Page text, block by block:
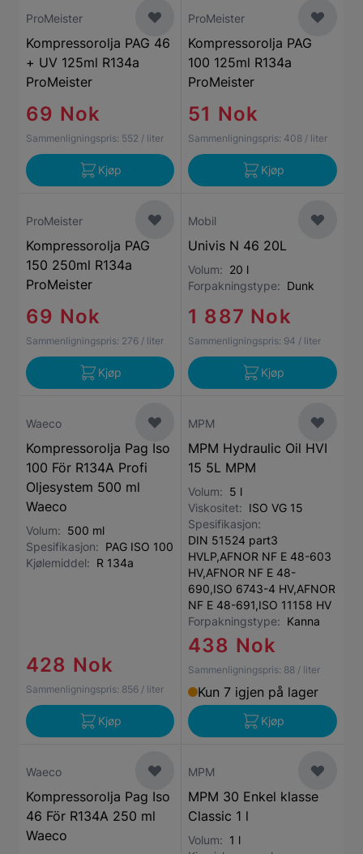
ProMeister
Kompressorolja PAG 46
+ UV 125ml R134a
ProMeister
69 Nok
Sammenligningspris: 552 / liter
Kjøp
ProMeister
Kompressorolja PAG
100 125ml R134a
ProMeister
51 Nok
Sammenligningspris: 408 / liter
Kjøp
ProMeister
Kompressorolja PAG
150 250ml R134a
ProMeister
69 Nok
Sammenligningspris: 276 / liter
Kjøp
Mobil
Univis N 46 20L
Volum: 20 l
Forpakningstype: Dunk
1 887 Nok
Sammenligningspris: 94 / liter
Kjøp
Waeco
Kompressorolja Pag Iso
100 För R134A Profi
Oljesystem 500 ml
Waeco
Volum: 500 ml
Spesifikasjon: PAG ISO 100
Kjølemiddel: R 134a
428 Nok
Sammenligningspris: 856 / liter
Kjøp
MPM
MPM Hydraulic Oil HVI
15 5L MPM
Volum: 5 l
Viskositet: ISO VG 15
Spesifikasjon:
DIN 51524 part3
HVLP,AFNOR NF E 48-603
HV,AFNOR NF E 48-
690,ISO 6743-4 HV,AFNOR
NF E 48-691,ISO 11158 HV
Forpakningstype: Kanna
438 Nok
Sammenligningspris: 88 / liter
Kun 7 igjen på lager
Kjøp
Waeco
Kompressorolja Pag Iso
46 För R134A 250 ml
Waeco
MPM
MPM 30 Enkel klasse
Classic 1 l
Volum: 1 l